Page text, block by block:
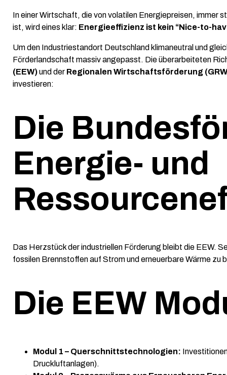
In einer Wirtschaft, die von volatilen Energiepreisen,
ist, wird eines klar: Energieeffizienz ist kein “Nice-to-
Um den Industriestandort Deutschland klimaneutral und
Förderlandschaft massiv angepasst. Die überarbeiteten
(EEW)und der Regionalen Wirtschaftsförderung
investieren:
Die
Energie- und
Das Herzstück der industriellen Förderung bleibt die EEW.
fossilen Brennstoffen auf Strom und erneuerbare Wärme zu
Die EEW
Modul 1 – Querschnittstechnologien:
Druckluftanlagen).